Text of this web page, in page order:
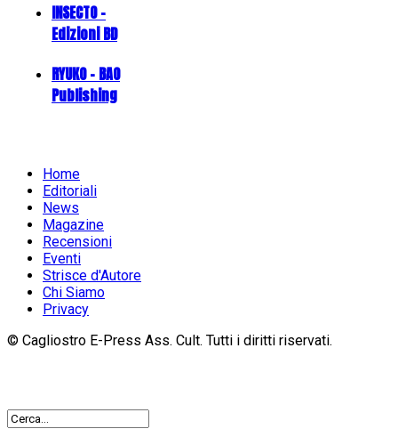
INSECTO -
Edizioni BD
RYUKO - BAO
Publishing
Home
Editoriali
News
Magazine
Recensioni
Eventi
Strisce d'Autore
Chi Siamo
Privacy
© Cagliostro E-Press Ass. Cult. Tutti i diritti riservati.